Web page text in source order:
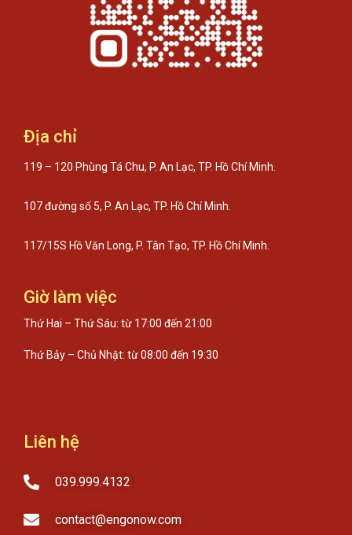
Địa chỉ
119 – 120 Phùng Tá Chu, P. An Lạc, TP. Hồ Chí Minh.
107 đường số 5, P. An Lạc, TP. Hồ Chí Minh.
117/15S Hồ Văn Long, P. Tân Tạo, TP. Hồ Chí Minh.
Giờ làm việc
Thứ Hai – Thứ Sáu: từ 17:00 đến 21:00
Thứ Bảy – Chủ Nhật: từ 08:00 đến 19:30
Liên hệ
039.999.4132
contact@engonow.com